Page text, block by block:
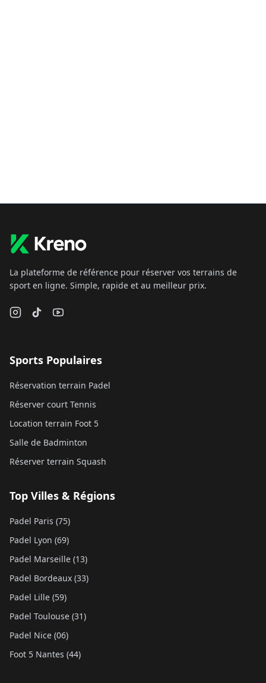
La plateforme de référence pour réserver vos terrains de
sport en ligne. Simple, rapide et au meilleur prix.
Sports Populaires
Réservation terrain Padel
Réserver court Tennis
Location terrain Foot 5
Salle de Badminton
Réserver terrain Squash
Top Villes & Régions
Padel Paris (75)
Padel Lyon (69)
Padel Marseille (13)
Padel Bordeaux (33)
Padel Lille (59)
Padel Toulouse (31)
Padel Nice (06)
Foot 5 Nantes (44)